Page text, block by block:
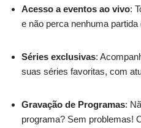
Acesso a eventos ao vivo:
e não perca nenhuma
Séries exclusivas:
suas séries favoritas, com
Gravação de Programas:
programa? Sem problemas!